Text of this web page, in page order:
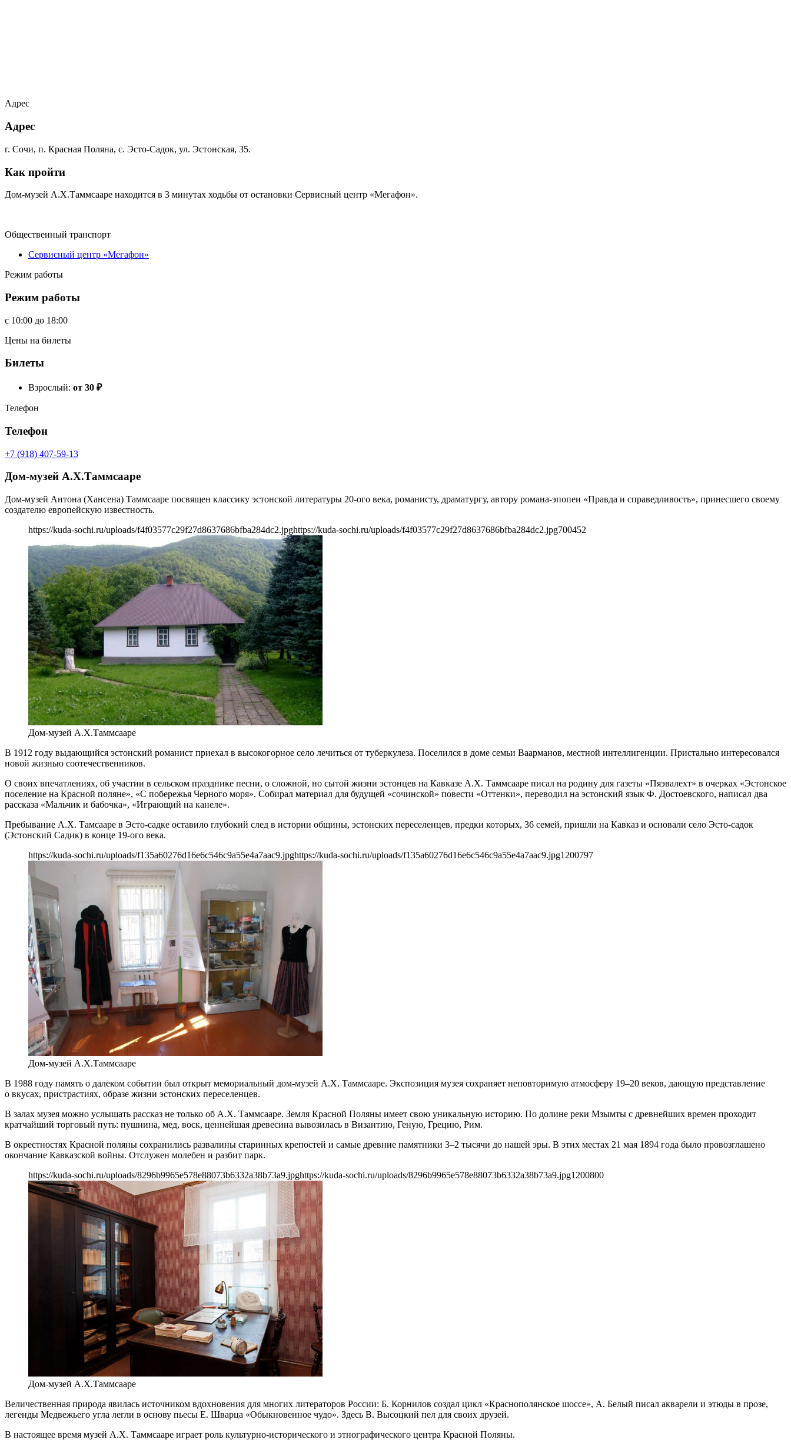
Адрес
Адрес
г. Сочи, п. Красная Поляна, с. Эсто-Садок, ул. Эстонская, 35.
Как пройти
Дом-музей А.Х.Таммсааре находится в 3 минутах ходьбы от остановки Сервисный центр «Мегафон».
Общественный транспорт
Сервисный центр «Мегафон»
Режим работы
Режим работы
c 10:00 до 18:00
Цены на билеты
Билеты
Взрослый: от 30 ₽
Телефон
Телефон
+7 (918) 407-59-13
Дом-музей А.Х.Таммсааре
Дом-музей Антона (Хансена) Таммсааре посвящен классику эстонской литературы 20-ого века, романисту, драматургу, автору романа-эпопеи «Правда и справедливость», принесшего своему
создателю европейскую известность.
https://kuda-sochi.ru/uploads/f4f03577c29f27d8637686bfba284dc2.jpghttps://kuda-sochi.ru/uploads/f4f03577c29f27d8637686bfba284dc2.jpg700452
Дом-музей А.Х.Таммсааре
В 1912 году выдающийся эстонский романист приехал в высокогорное село лечиться от туберкулеза. Поселился в доме семьи Ваарманов, местной интеллигенции. Пристально интересовался
новой жизнью соотечественников.
О своих впечатлениях, об участии в сельском празднике песни, о сложной, но сытой жизни эстонцев на Кавказе А.Х. Таммсааре писал на родину для газеты «Пяэвалехт» в очерках «Эстонское
поселение на Красной поляне», «С побережья Черного моря». Собирал материал для будущей «сочинской» повести «Оттенки», переводил на эстонский язык Ф. Достоевского, написал два
рассказа «Мальчик и бабочка», «Играющий на канеле».
Пребывание А.Х. Тамсааре в Эсто-садке оставило глубокий след в истории общины, эстонских переселенцев, предки которых, 36 семей, пришли на Кавказ и основали село Эсто-садок
(Эстонский Садик) в конце 19-ого века.
https://kuda-sochi.ru/uploads/f135a60276d16e6c546c9a55e4a7aac9.jpghttps://kuda-sochi.ru/uploads/f135a60276d16e6c546c9a55e4a7aac9.jpg1200797
Дом-музей А.Х.Таммсааре
В 1988 году память о далеком событии был открыт мемориальный дом-музей А.Х. Таммсааре. Экспозиция музея сохраняет неповторимую атмосферу 19–20 веков, дающую представление
о вкусах, пристрастиях, образе жизни эстонских переселенцев.
В залах музея можно услышать рассказ не только об А.Х. Таммсааре. Земля Красной Поляны имеет свою уникальную историю. По долине реки Мзымты с древнейших времен проходит
кратчайший торговый путь: пушнина, мед, воск, ценнейшая древесина вывозилась в Византию, Геную, Грецию, Рим.
В окрестностях Красной поляны сохранились развалины старинных крепостей и самые древние памятники 3–2 тысячи до нашей эры. В этих местах 21 мая 1894 года было провозглашено
окончание Кавказской войны. Отслужен молебен и разбит парк.
https://kuda-sochi.ru/uploads/8296b9965e578e88073b6332a38b73a9.jpghttps://kuda-sochi.ru/uploads/8296b9965e578e88073b6332a38b73a9.jpg1200800
Дом-музей А.Х.Таммсааре
Величественная природа явилась источником вдохновения для многих литераторов России: Б. Корнилов создал цикл «Краснополянское шоссе», А. Белый писал акварели и этюды в прозе,
легенды Медвежьего угла легли в основу пьесы Е. Шварца «Обыкновенное чудо». Здесь В. Высоцкий пел для своих друзей.
В настоящее время музей А.Х. Таммсааре играет роль культурно-исторического и этнографического центра Красной Поляны.